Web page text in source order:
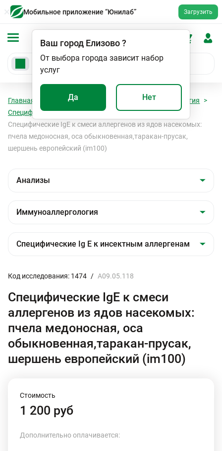
Мобильное приложение “Юнилаб” Загрузить
Ваш город Елизово?
От выбора города зависит набор
услуг
Да Нет
Главная Анализы
Иммуноаллергология
Специфические Ig E к инсектным аллергенам
Специфические IgE к смеси аллергенов из ядов насекомых:
пчела медоносная, оса обыкновенная,таракан-прусак,
шершень европейский (im100)
Код исследования: 1474 / A09.05.118
Специфические IgE к смеси
аллергенов из ядов насекомых:
пчела медоносная, оса
обыкновенная,таракан-прусак,
шершень европейский (im100)
Стоимость
1 200 руб
Дополнительно оплачивается: